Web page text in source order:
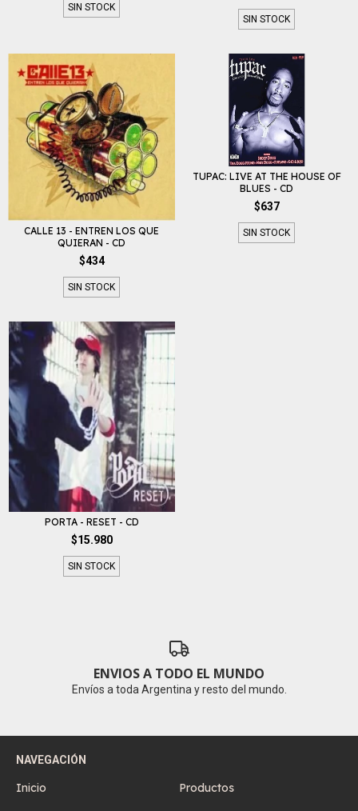
SIN STOCK
SIN STOCK
CALLE 13 - ENTREN LOS QUE
QUIERAN - CD
$434
SIN STOCK
TUPAC: LIVE AT THE HOUSE OF
BLUES - CD
$637
SIN STOCK
PORTA - RESET - CD
$15.980
SIN STOCK
ENVIOS A TODO EL MUNDO
Envíos a toda Argentina y resto del mundo.
NAVEGACIÓN
Inicio Productos